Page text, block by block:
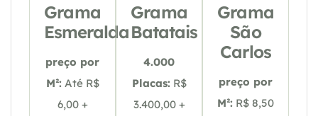
Grama
Esmeralda
preço por
M²: Até R$
6,00 +
Grama
Batatais
4.000
Placas: R$
3.400,00 +
Grama
São
Carlos
preço por
M²: R$ 8,50